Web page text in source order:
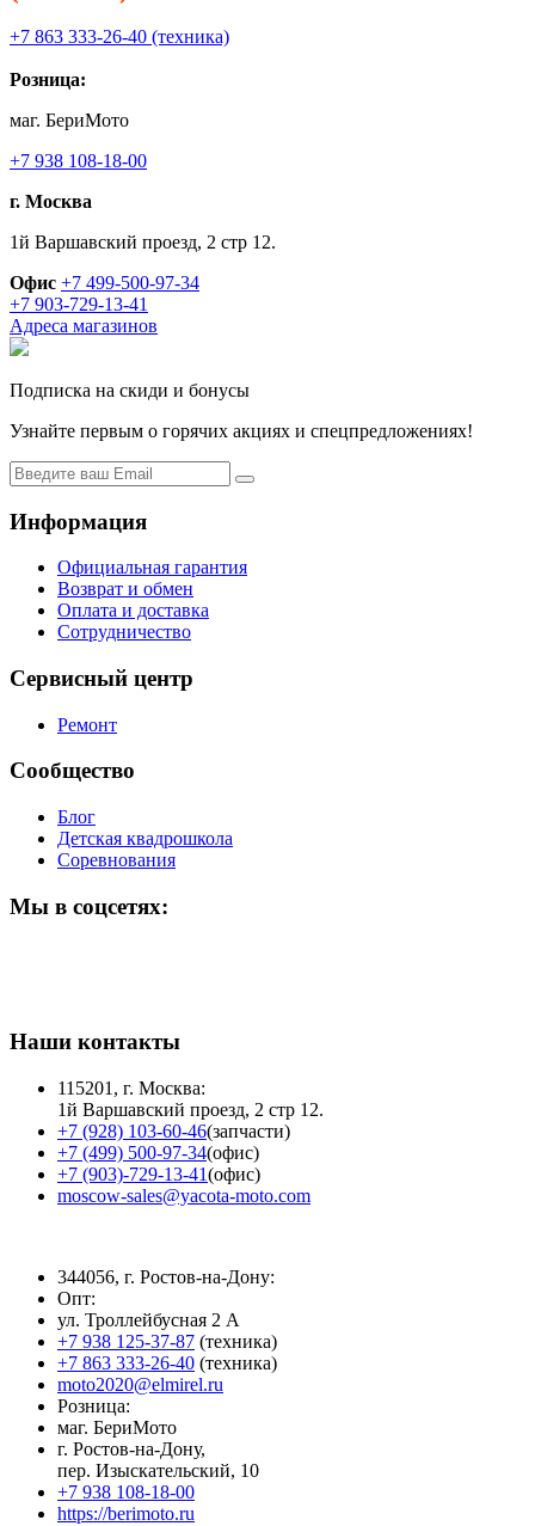
+7 863 333-26-40 (техника)
Розница:
маг. БериМото
+7 938 108-18-00
г. Москва
1й Варшавский проезд, 2 стр 12.
Офис +7 499-500-97-34
+7 903-729-13-41
Адреса магазинов
Подписка на скиди и бонусы
Узнайте первым о горячих акциях и спецпредложениях!
Информация
Официальная гарантия
Возврат и обмен
Оплата и доставка
Сотрудничество
Сервисный центр
Ремонт
Сообщество
Блог
Детская квадрошкола
Соревнования
Мы в соцсетях:
Наши контакты
115201, г. Москва:
1й Варшавский проезд, 2 стр 12.
+7 (928) 103-60-46(запчасти)
+7 (499) 500-97-34(офис)
+7 (903)-729-13-41(офис)
moscow-sales@yacota-moto.com
344056, г. Ростов-на-Дону:
Опт:
ул. Троллейбусная 2 А
+7 938 125-37-87 (техника)
+7 863 333-26-40 (техника)
moto2020@elmirel.ru
Розница:
маг. БериМото
г. Ростов-на-Дону,
пер. Изыскательский, 10
+7 938 108-18-00
https://berimoto.ru